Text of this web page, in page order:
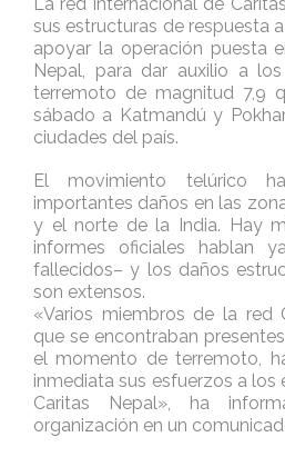
sus estructuras de respuesta
apoyar la operación puesta
Nepal, para dar auxilio a
terremoto de magnitud 7,9
sábado a Katmandú y
ciudades del país.
El movimiento telúrico
importantes daños en las
y el norte de la India. Hay
informes oficiales hablan
fallecidos– y los daños
son extensos.
«Varios miembros de la red
que se encontraban
el momento de terremoto,
inmediata sus esfuerzos a los
Caritas Nepal», ha
organización en un